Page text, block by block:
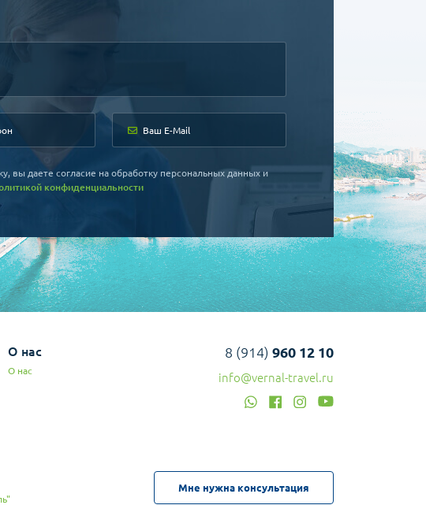
вы даете согласие на обработку персональных данных и
конфиденциальности
О нас
О нас
8 (914) 960 12 10
info@vernal-travel.ru
Мне нужна консультация